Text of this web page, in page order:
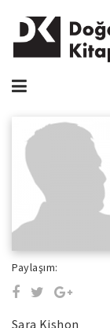
Paylaşım:
Sara Kishon